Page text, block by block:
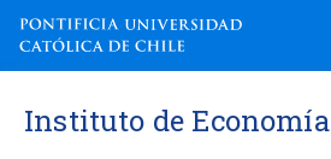
Instituto de Economía